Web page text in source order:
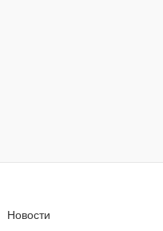
Новости